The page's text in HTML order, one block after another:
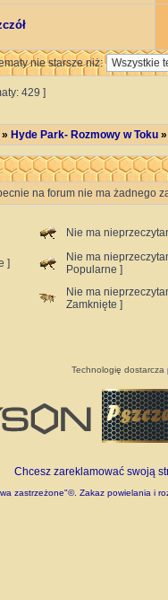
nie starsze niż:
429 ]
» Hyde Park- Rozmowy w Toku
na forum nie ma żadnego
Nie ma
]
Nie ma
Popularne ]
Nie ma
Zamknięte ]
Technologię dostarcza
Chcesz zareklamować swoją
zastrzeżone"©. Zakaz powielania i